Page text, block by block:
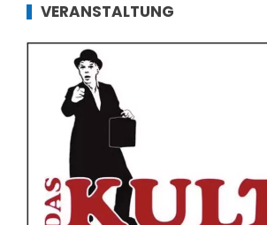
VERANSTALTUNG